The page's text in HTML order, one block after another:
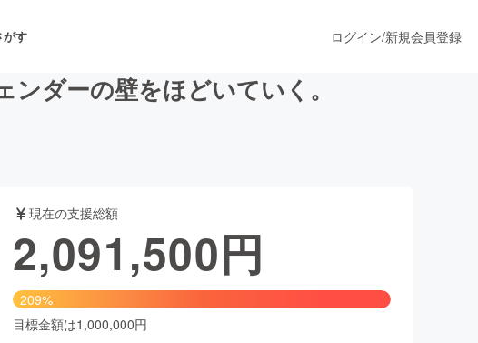
がす
ーマンス
店 ファッション
ログイン/新規会員登録
ダーの壁をほどいていく。
現在の支援総額
2,091,500円
209%
目標金額は1,000,000円